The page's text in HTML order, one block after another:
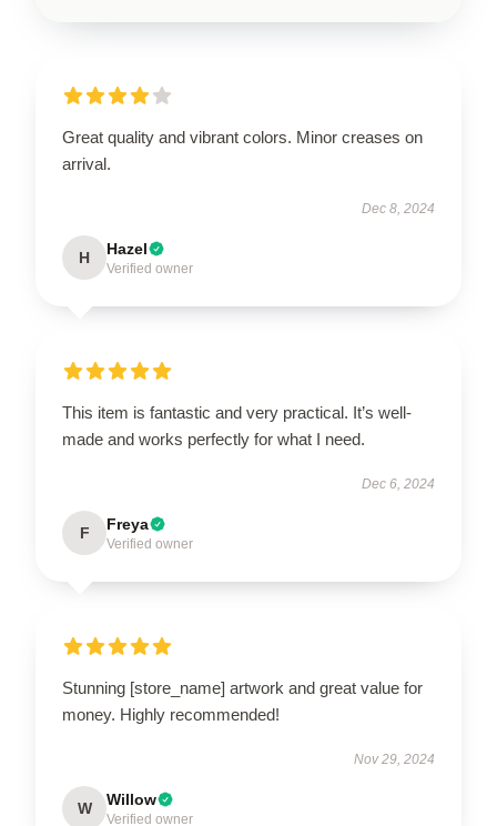
Great quality and vibrant colors. Minor creases on
arrival.
Dec 8, 2024
H Hazel
Verified owner
This item is fantastic and very practical. It’s well-
made and works perfectly for what I need.
Dec 6, 2024
F Freya
Verified owner
Stunning [store_name] artwork and great value for
money. Highly recommended!
Nov 29, 2024
W Willow
Verified owner